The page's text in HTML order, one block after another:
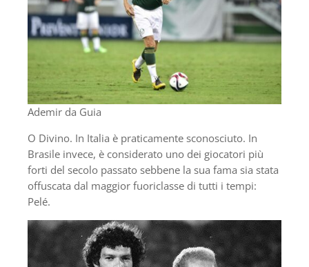
Ademir da Guia
O Divino. In Italia è praticamente sconosciuto. In
Brasile invece, è considerato uno dei giocatori più
forti del secolo passato sebbene la sua fama sia stata
offuscata dal maggior fuoriclasse di tutti i tempi:
Pelé.